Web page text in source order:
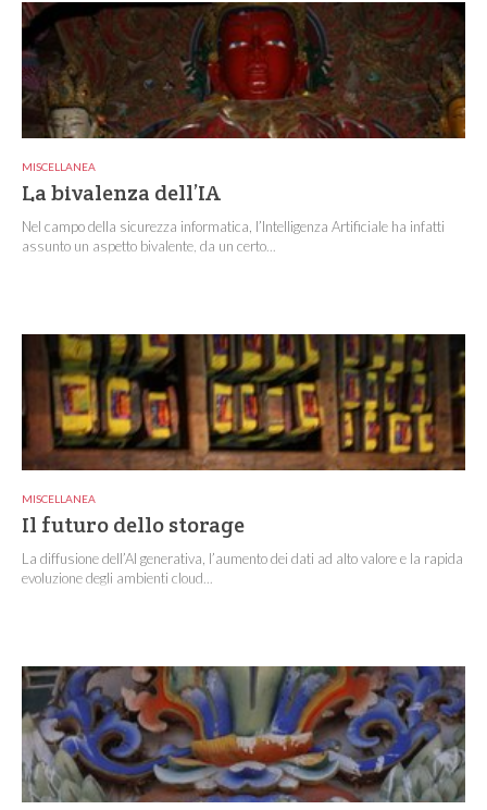
MISCELLANEA
La bivalenza dell’IA
Nel campo della sicurezza informatica, l’Intelligenza Artificiale ha infatti
assunto un aspetto bivalente, da un certo...
MISCELLANEA
Il futuro dello storage
La diffusione dell’AI generativa, l’aumento dei dati ad alto valore e la rapida
evoluzione degli ambienti cloud...